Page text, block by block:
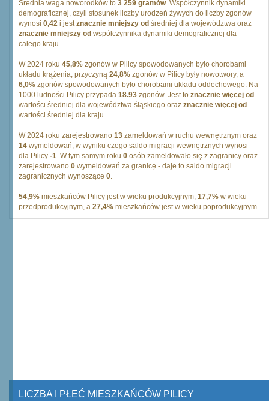
Średnia waga noworodków to 3 259 gramów. Współczynnik dynamiki
demograficznej, czyli stosunek liczby urodzeń żywych do liczby zgonów
wynosi 0,42 i jestznacznie mniejszy od średniej dla województwa oraz
znacznie mniejszy od współczynnika dynamiki demograficznej dla
całego kraju.
W 2024 roku 45,8% zgonów w Pilicy spowodowanych było chorobami
układu krążenia, przyczyną 24,8% zgonów w Pilicy były nowotwory, a
6,0% zgonów spowodowanych było chorobami układu oddechowego. Na
1000 ludności Pilicy przypada 18.93 zgonów. Jest to znacznie więcej od
wartości średniej dla województwa śląskiego oraz znacznie więcej od
wartości średniej dla kraju.
W 2024 roku zarejestrowano 13 zameldowań w ruchu wewnętrznym oraz
14 wymeldowań, w wyniku czego saldo migracji wewnętrznych wynosi
dla Pilicy -1. W tym samym roku 0 osób zameldowało się z zagranicy oraz
zarejestrowano 0 wymeldowań za granicę - daje to saldo migracji
zagranicznych wynoszące 0.
54,9% mieszkańców Pilicy jest w wieku produkcyjnym, 17,7% w wieku
przedprodukcyjnym, a 27,4% mieszkańców jest w wieku poprodukcyjnym.
LICZBA I PŁEĆ MIESZKAŃCÓW PILICY